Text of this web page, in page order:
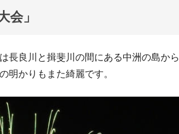
会」
長良川と揖斐川の間にある中洲の島から
明かりもまた綺麗です。